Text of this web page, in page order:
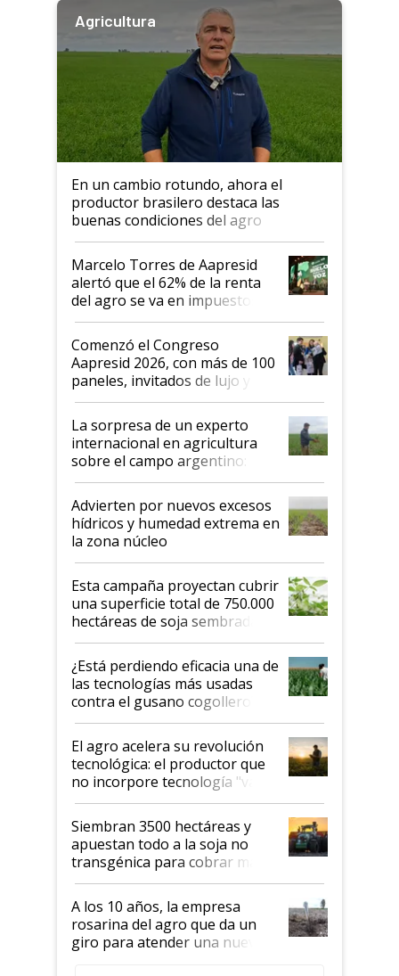
Agricultura
En un cambio rotundo, ahora el
productor brasilero destaca las
buenas condiciones del agro
argentino para invertir: "Los veo
más motivados"
Marcelo Torres de Aapresid
alertó que el 62% de la renta
del agro se va en impuestos:
"No es bueno que en
Argentina se sigan discutiendo
las mismas cosas de hace 50
años"
Comenzó el Congreso
Aapresid 2026, con más de 100
paneles, invitados de lujo y
todas las tendencias
La sorpresa de un experto
internacional en agricultura
sobre el campo argentino:
"Estoy muy impresionado"
Advierten por nuevos excesos
hídricos y humedad extrema en
la zona núcleo
Esta campaña proyectan cubrir
una superficie total de 750.000
hectáreas de soja sembradas
con una nueva generación de
variedades que marcan un
salto tecnológico en genética y
rendimiento
¿Está perdiendo eficacia una de
las tecnologías más usadas
contra el gusano cogollero? El
desafío de una tecnología clave
El agro acelera su revolución
tecnológica: el productor que
no incorpore tecnología "va a
perder el tren"
Siembran 3500 hectáreas y
apuestan todo a la soja no
transgénica para cobrar más
por tonelada: compraron un
semillero
A los 10 años, la empresa
rosarina del agro que da un
giro para atender una nueva